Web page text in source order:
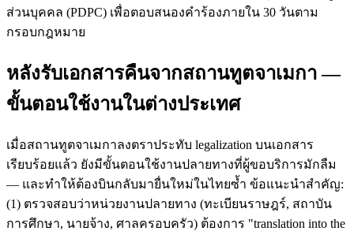
ส่วนบุคคล (PDPC) เพื่อตอบสนองคำร้องภายใน 30 วันตาม
กรอบกฎหมาย
หลังรับเอกสารคืนจากสถานทูตจาเมกา —
ขั้นตอนใช้งานในต่างประเทศ
เมื่อสถานทูตจาเมกาลงตราประทับ legalization บนเอกสาร
เรียบร้อยแล้ว ยังมีขั้นตอนใช้งานปลายทางที่ผู้ขอบริการมักลืม
— และทำให้ต้องบินกลับมายื่นใหม่ในไทยซ้ำ ข้อแนะนำสำคัญ:
(1) ตรวจสอบว่าหน่วยงานปลายทาง (ทะเบียนราษฎร์, สถาบัน
การศึกษา, นายจ้าง, ศาลครอบครัว) ต้องการ "translation into the